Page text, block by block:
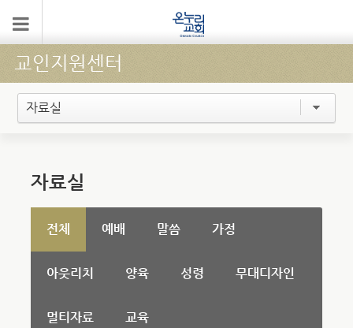
교인지원센터
자료실
자료실
전체 예배 말씀 가정
아웃리치 양육 성령 무대디자인
멀티자료 교육